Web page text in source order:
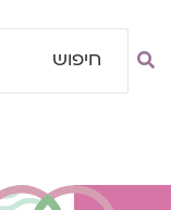
Search